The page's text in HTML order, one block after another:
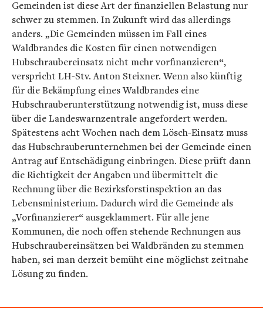
Gemeinden ist diese Art der finanziellen Belastung nur
schwer zu stemmen. In Zukunft wird das allerdings
anders. „Die Gemeinden müssen im Fall eines
Waldbrandes die Kosten für einen notwendigen
Hubschraubereinsatz nicht mehr vorfinanzieren“,
verspricht LH-Stv. Anton Steixner. Wenn also künftig
für die Bekämpfung eines Waldbrandes eine
Hubschrauberunterstützung notwendig ist, muss diese
über die Landeswarnzentrale angefordert werden.
Spätestens acht Wochen nach dem Lösch-Einsatz muss
das Hubschrauberunternehmen bei der Gemeinde einen
Antrag auf Entschädigung einbringen. Diese prüft dann
die Richtigkeit der Angaben und übermittelt die
Rechnung über die Bezirksforstinspektion an das
Lebensministerium. Dadurch wird die Gemeinde als
„Vorfinanzierer“ ausgeklammert. Für alle jene
Kommunen, die noch offen stehende Rechnungen aus
Hubschraubereinsätzen bei Waldbränden zu stemmen
haben, sei man derzeit bemüht eine möglichst zeitnahe
Lösung zu finden.